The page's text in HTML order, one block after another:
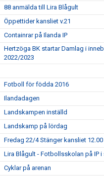
88 anmälda till Lira Blågult
Öppettider kansliet v.21
Containrar på Ilanda IP
Hertzöga BK startar Damlag i
2022/2023
Fotboll för födda 2016
Ilandadagen
Landskampen inställd
Landskamp på lördag
Fredag 22/4 Stänger kansliet 12.00
Lira Blågult - Fotbollsskolan på IP
Cyklar på arenan